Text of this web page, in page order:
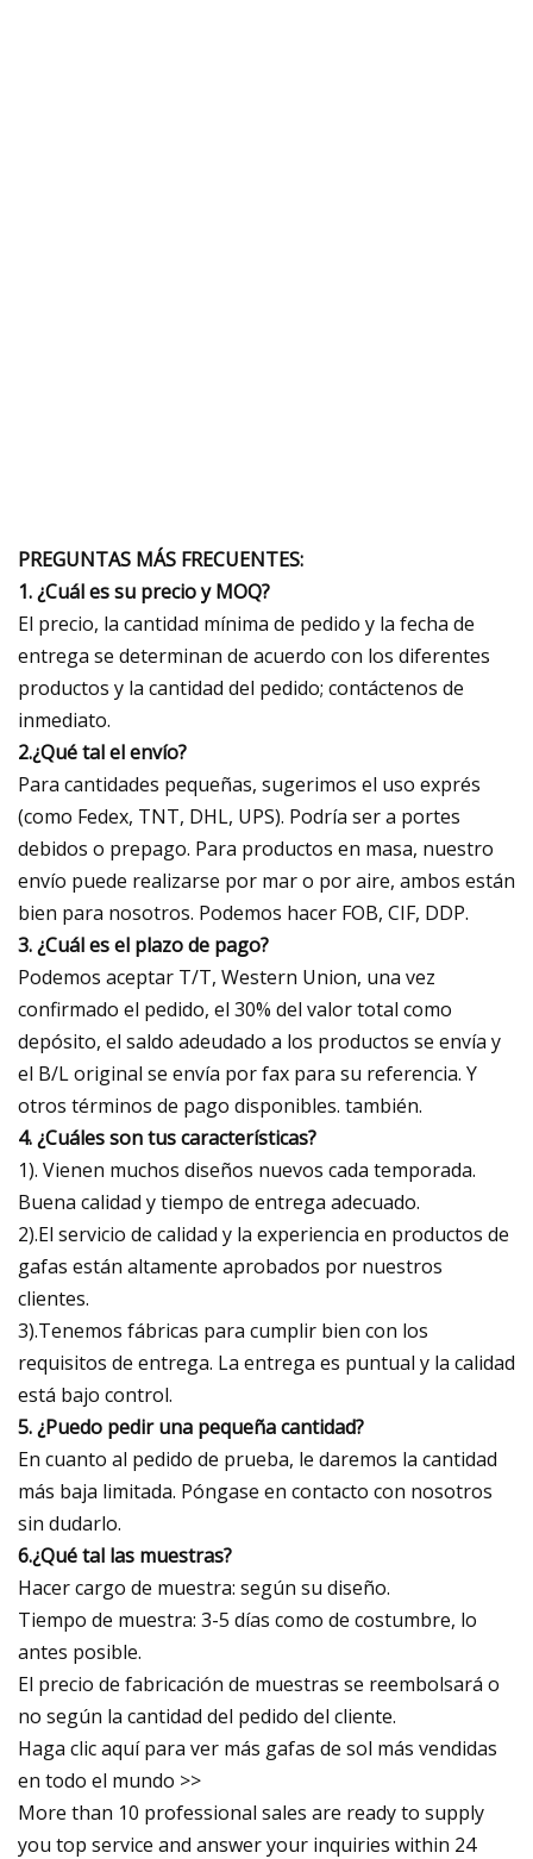
PREGUNTAS MÁS FRECUENTES:
1. ¿Cuál es su precio y MOQ?
El precio, la cantidad mínima de pedido y la fecha de
entrega se determinan de acuerdo con los diferentes
productos y la cantidad del pedido; contáctenos de
inmediato.
2.¿Qué tal el envío?
Para cantidades pequeñas, sugerimos el uso exprés
(como Fedex, TNT, DHL, UPS). Podría ser a portes
debidos o prepago. Para productos en masa, nuestro
envío puede realizarse por mar o por aire, ambos están
bien para nosotros. Podemos hacer FOB, CIF, DDP.
3. ¿Cuál es el plazo de pago?
Podemos aceptar T/T, Western Union, una vez
confirmado el pedido, el 30% del valor total como
depósito, el saldo adeudado a los productos se envía y
el B/L original se envía por fax para su referencia. Y
otros términos de pago disponibles. también.
4. ¿Cuáles son tus características?
1). Vienen muchos diseños nuevos cada temporada.
Buena calidad y tiempo de entrega adecuado.
2).El servicio de calidad y la experiencia en productos de
gafas están altamente aprobados por nuestros
clientes.
3).Tenemos fábricas para cumplir bien con los
requisitos de entrega. La entrega es puntual y la calidad
está bajo control.
5. ¿Puedo pedir una pequeña cantidad?
En cuanto al pedido de prueba, le daremos la cantidad
más baja limitada. Póngase en contacto con nosotros
sin dudarlo.
6.¿Qué tal las muestras?
Hacer cargo de muestra: según su diseño.
Tiempo de muestra: 3-5 días como de costumbre, lo
antes posible.
El precio de fabricación de muestras se reembolsará o
no según la cantidad del pedido del cliente.
Haga clic aquí para ver más gafas de sol más vendidas
en todo el mundo >>
More than 10 professional sales are ready to supply
you top service and answer your inquiries within 24